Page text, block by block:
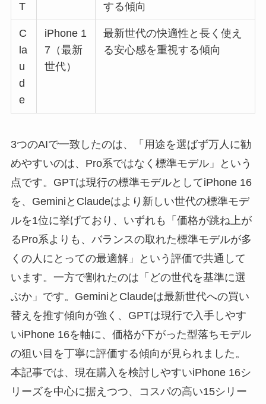
T
する傾向
C
la
u
d
e
iPhone 1
7（最新
世代）
最新世代の快適性と長く使え
る安心感を重視する傾向
3つのAIで一致したのは、「用途を選ばず万人に勧
めやすいのは、Pro系ではなく標準モデル」という
点です。GPTは現行の標準モデルとしてiPhone 16
を、GeminiとClaudeはより新しい世代の標準モデ
ルを1位に挙げており、いずれも「価格が跳ね上が
るPro系よりも、バランスの取れた標準モデルが多
くの人にとっての最適解」という評価で共通して
います。一方で割れたのは「どの世代を基準に選
ぶか」です。GeminiとClaudeは最新世代への買い
替えを推す傾向が強く、GPTは現行で入手しやす
いiPhone 16を軸に、価格が下がった型落ちモデル
の狙い目を丁寧に評価する傾向が見られました。
本記事では、現在購入を検討しやすいiPhone 16シ
リーズを中心に据えつつ、コスパの高い15シリー